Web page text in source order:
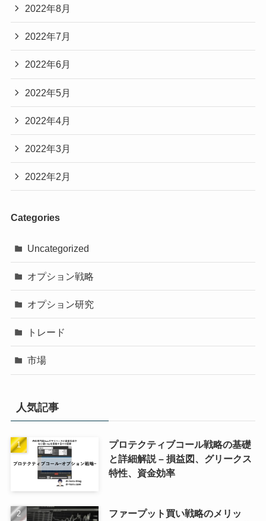
2022年8月
2022年7月
2022年6月
2022年5月
2022年4月
2022年3月
2022年2月
Categories
Uncategorized
オプション戦略
オプション研究
トレード
市場
人気記事
プロテクティブコール戦略の基礎
と詳細解説 – 損益図、グリークス
特性、資金効率
ファープット買い戦略のメリッ